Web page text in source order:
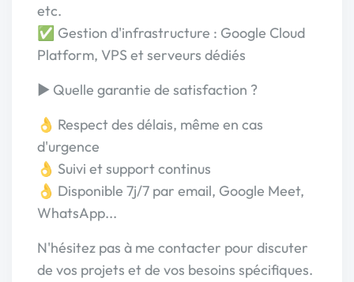
etc.
✅ Gestion d'infrastructure : Google Cloud
Platform, VPS et serveurs dédiés
► Quelle garantie de satisfaction ?
👌 Respect des délais, même en cas
d'urgence
👌 Suivi et support continus
👌 Disponible 7j/7 par email, Google Meet,
WhatsApp...
N'hésitez pas à me contacter pour discuter
de vos projets et de vos besoins spécifiques.